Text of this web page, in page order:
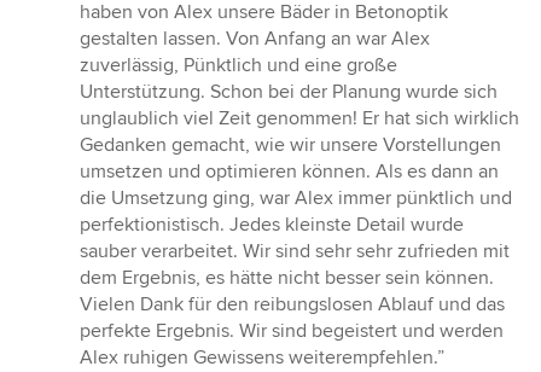
5
von
5
Sternen
haben von Alex unsere Bäder in Betonoptik
gestalten lassen. Von Anfang an war Alex
zuverlässig, Pünktlich und eine große
Unterstützung. Schon bei der Planung wurde sich
unglaublich viel Zeit genommen! Er hat sich wirklich
Gedanken gemacht, wie wir unsere Vorstellungen
umsetzen und optimieren können. Als es dann an
die Umsetzung ging, war Alex immer pünktlich und
perfektionistisch. Jedes kleinste Detail wurde
sauber verarbeitet. Wir sind sehr sehr zufrieden mit
dem Ergebnis, es hätte nicht besser sein können.
Vielen Dank für den reibungslosen Ablauf und das
perfekte Ergebnis. Wir sind begeistert und werden
Alex ruhigen Gewissens weiterempfehlen.”